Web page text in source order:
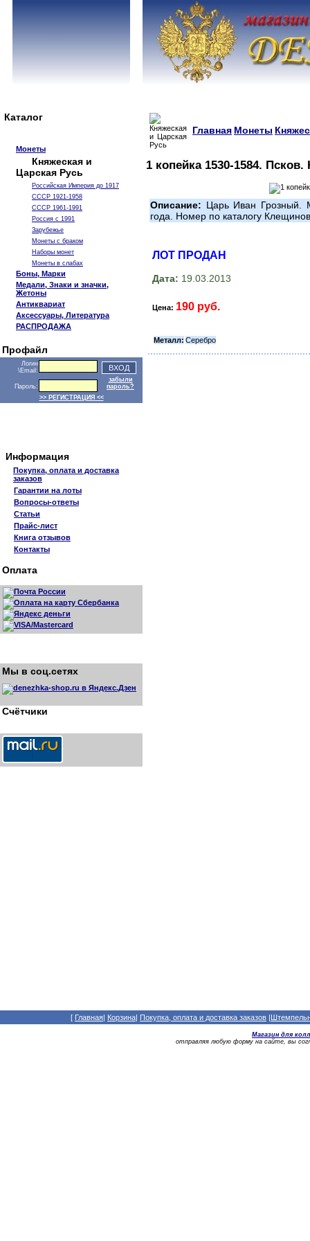
Каталог
Монеты
Княжеская и
Царская Русь
Российская Империя до 1917
СССР 1921-1958
СССР 1961-1991
Россия с 1991
Зарубежье
Монеты с браком
Наборы монет
Монеты в слабах
Боны, Марки
Медали, Знаки и значки,
Жетоны
Антиквариат
Аксессуары, Литература
РАСПРОДАЖА
Профайл
Логин
\Email:
Пароль:
забыли
пароль?
>> РЕГИСТРАЦИЯ <<
Информация
Покупка, оплата и доставка
заказов
Гарантии на лоты
Вопросы-ответы
Статьи
Прайс-лист
Книга отзывов
Контакты
Оплата
Мы в соц.сетях
Счётчики
Главная Монеты
1 копейка 1530-1584.
Описание: Царь Иван Грозный.
года. Номер по каталогу
ЛОТ ПРОДАН
Дата: 19.03.2013
Цена: 190 руб.
Металл: Серебро
[ Главная| Корзина| Покупка, оплата и доставка заказов |
Магазин для
отправляя любую форму на сайте, вы